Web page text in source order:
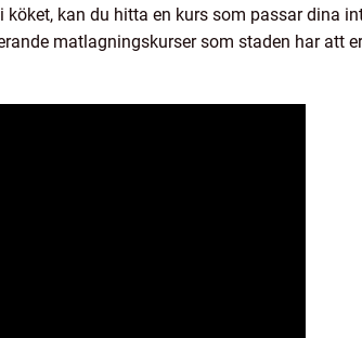
kan du hitta en kurs som passar dina
matlagningskurser som staden har att